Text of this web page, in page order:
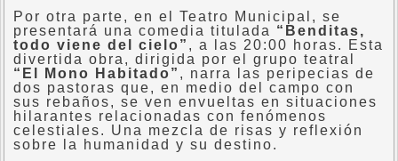
Por otra parte, en el Teatro Municipal, se
presentará una comedia titulada “Benditas,
todo viene del cielo” , a las 20:00 horas. Esta
divertida obra, dirigida por el grupo teatral
“El Mono Habitado” , narra las peripecias de
dos pastoras que, en medio del campo con
sus rebaños, se ven envueltas en situaciones
hilarantes relacionadas con fenómenos
celestiales. Una mezcla de risas y reflexión
sobre la humanidad y su destino.